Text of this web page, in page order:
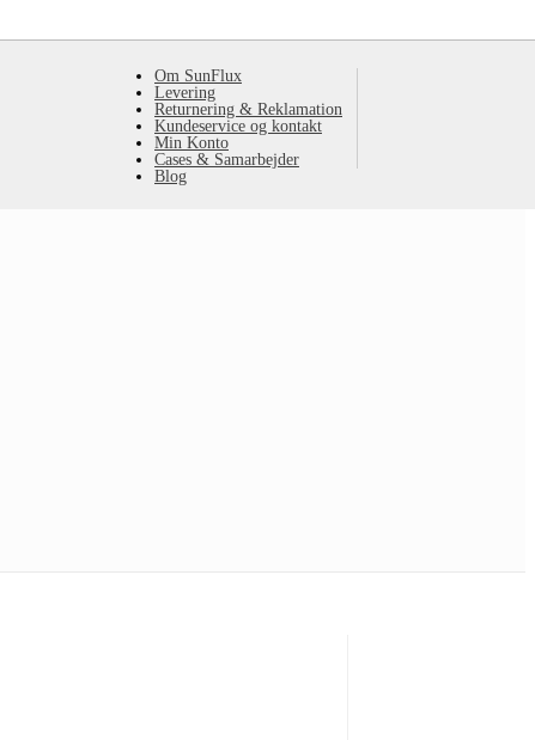
Om SunFlux
Levering
Returnering & Reklamation
Kundeservice og kontakt
Min Konto
Cases & Samarbejder
Blog